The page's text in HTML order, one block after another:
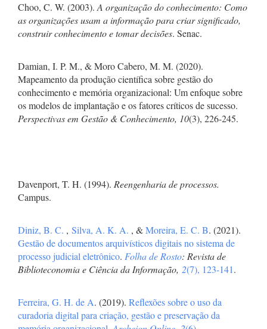
Choo, C. W. (2003).A organização do conhecimento: Como
as organizações usam a informação para criar significado,
construir conhecimento e tomar decisões. Senac.
Damian, I. P. M., & Moro Cabero, M. M. (2020).
Mapeamento da produção científica sobre gestão do
conhecimento e memória organizacional: Um enfoque sobre
os modelos de implantação e os fatores críticos de sucesso.
Perspectivas em Gestão & Conhecimento, 10(3), 226-245.
Davenport, T. H. (1994). Reengenharia de processos.
Campus.
Diniz, B. C. , Silva, A. K. A. , &Moreira, E. C. B. (2021).
Gestão de documentos arquivísticos digitais no sistema de
processo judicial eletrônico. Folha de Rosto: Revista de
Biblioteconomia e Ciência da Informação, 2(7), 123-141.
Ferreira, G. H. de A. (2019). Reflexões sobre o uso da
curadoria digital para criação, gestão e preservação da